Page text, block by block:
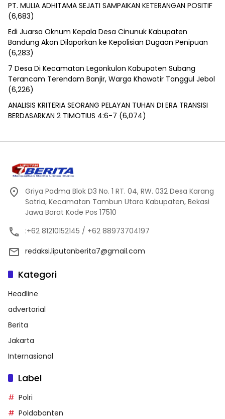
PT. MULIA ADHITAMA SEJATI SAMPAIKAN KETERANGAN POSITIF
(6,683)
Edi Juarsa Oknum Kepala Desa Cinunuk Kabupaten
Bandung Akan Dilaporkan ke Kepolisian Dugaan Penipuan
(6,283)
7 Desa Di Kecamatan Legonkulon Kabupaten Subang
Terancam Terendam Banjir, Warga Khawatir Tanggul Jebol
(6,226)
ANALISIS KRITERIA SEORANG PELAYAN TUHAN DI ERA TRANSISI
BERDASARKAN 2 TIMOTIUS 4:6-7 (6,074)
Griya Padma Blok D3 No. 1 RT. 04, RW. 032 Desa Karang
Satria, Kecamatan Tambun Utara Kabupaten, Bekasi
Jawa Barat Kode Pos 17510
:+62 81210152145 / +62 88973704197
redaksi.liputanberita7@gmail.com
Kategori
Headline
advertorial
Berita
Jakarta
Internasional
Label
Polri
Poldabanten